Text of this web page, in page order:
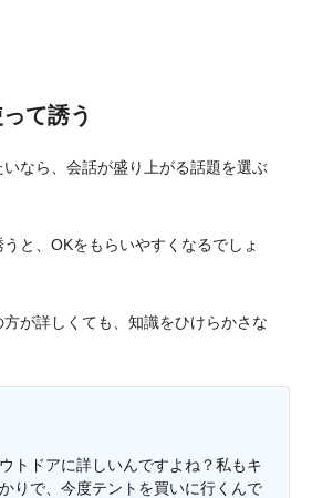
て誘う
なら、会話が盛り上がる話題を選ぶ
と、OKをもらいやすくなるでしょ
が詳しくても、知識をひけらかさな
トドアに詳しいんですよね？私もキ
りで、今度テントを買いに行くんで